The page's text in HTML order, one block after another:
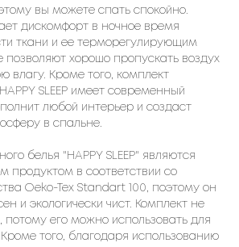
вы можете спать спокойно.
дискомфорт в ночное время
ткани и ее терморегулирующим
позволяют хорошо пропускать воздух
влагу. Кроме того, комплект
SLEEP имеет современный
любой интерьер и создаст
в спальне.
белья "HAPPY SLEEP" являются
продуктом в соответствии со
Oeko-Tex Standart 100, поэтому он
и экологически чист. Комплект не
потому его можно использовать для
того, благодаря использованию